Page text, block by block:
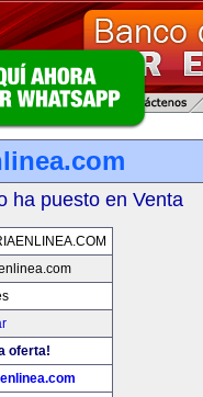
ha puesto en Venta
oferta!